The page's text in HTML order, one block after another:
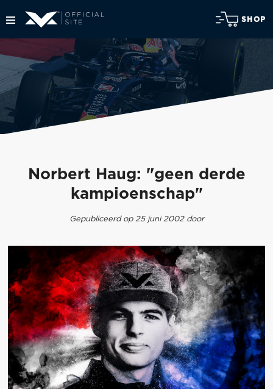
SHOP
Norbert Haug: "geen derde
kampioenschap"
Gepubliceerd op 25 juni 2002 door